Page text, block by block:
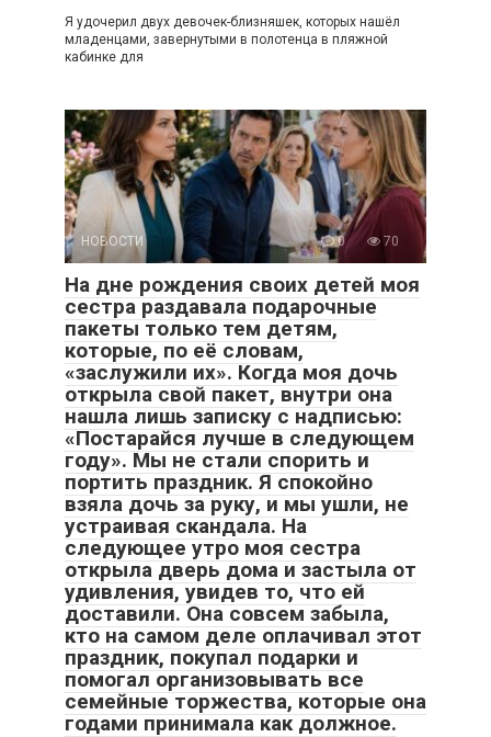
Я удочерил двух девочек-близняшек, которых нашёл
младенцами, завернутыми в полотенца в пляжной
кабинке для
НОВОСТИ 0 70
На дне рождения своих детей моя
сестра раздавала подарочные
пакеты только тем детям,
которые, по её словам,
«заслужили их». Когда моя дочь
открыла свой пакет, внутри она
нашла лишь записку с надписью:
«Постарайся лучше в следующем
году». Мы не стали спорить и
портить праздник. Я спокойно
взяла дочь за руку, и мы ушли, не
устраивая скандала. На
следующее утро моя сестра
открыла дверь дома и застыла от
удивления, увидев то, что ей
доставили. Она совсем забыла,
кто на самом деле оплачивал этот
праздник, покупал подарки и
помогал организовывать все
семейные торжества, которые она
годами принимала как должное.